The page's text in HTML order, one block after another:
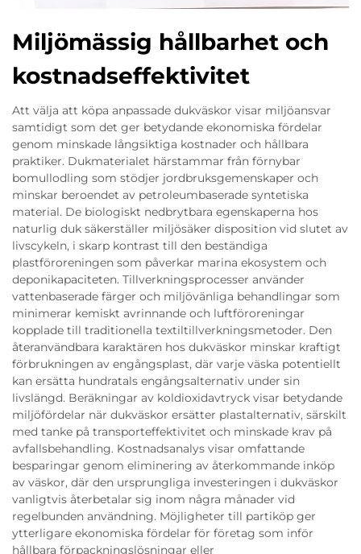
Miljömässig hållbarhet och
kostnadseffektivitet
Att välja att köpa anpassade dukväskor visar miljöansvar
samtidigt som det ger betydande ekonomiska fördelar
genom minskade långsiktiga kostnader och hållbara
praktiker. Dukmaterialet härstammar från förnybar
bomullodling som stödjer jordbruksgemenskaper och
minskar beroendet av petroleumbaserade syntetiska
material. De biologiskt nedbrytbara egenskaperna hos
naturlig duk säkerställer miljösäker disposition vid slutet av
livscykeln, i skarp kontrast till den beständiga
plastföroreningen som påverkar marina ekosystem och
deponikapaciteten. Tillverkningsprocesser använder
vattenbaserade färger och miljövänliga behandlingar som
minimerar kemiskt avrinnande och luftföroreningar
kopplade till traditionella textiltillverkningsmetoder. Den
återanvändbara karaktären hos dukväskor minskar kraftigt
förbrukningen av engångsplast, där varje väska potentiellt
kan ersätta hundratals engångsalternativ under sin
livslängd. Beräkningar av koldioxidavtryck visar betydande
miljöfördelar när dukväskor ersätter plastalternativ, särskilt
med tanke på transporteffektivitet och minskade krav på
avfallsbehandling. Kostnadsanalys visar omfattande
besparingar genom eliminering av återkommande inköp
av väskor, där den ursprungliga investeringen i dukväskor
vanligtvis återbetalar sig inom några månader vid
regelbunden användning. Möjligheter till partiköp ger
ytterligare ekonomiska fördelar för företag som inför
hållbara förpackningslösningar eller